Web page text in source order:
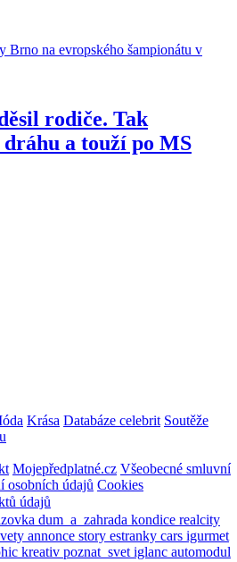
rodiče. Tak
a touží po MS
Krása Databáze celebrit Soutěže
Mojepředplatné.cz Všeobecné smluvní
osobních údajů Cookies
údajů
dum_a_zahrada kondice realcity
annonce story estranky cars igurmet
kreativ poznat_svet iglanc automodul